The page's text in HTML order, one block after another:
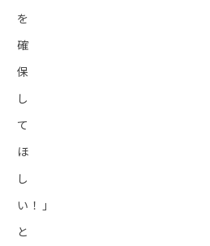
を
確
保
し
て
ほ
し
い！」
と